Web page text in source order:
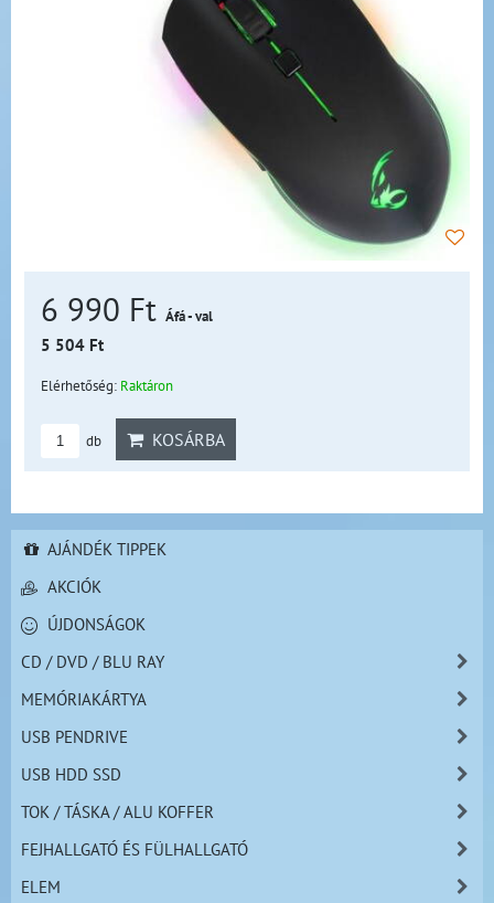
6 990 Ft Áfá - val
5 504 Ft
Elérhetőség: Raktáron
db KOSÁRBA
AJÁNDÉK TIPPEK
AKCIÓK
ÚJDONSÁGOK
CD / DVD / BLU RAY
MEMÓRIAKÁRTYA
USB PENDRIVE
USB HDD SSD
TOK / TÁSKA / ALU KOFFER
FEJHALLGATÓ ÉS FÜLHALLGATÓ
ELEM